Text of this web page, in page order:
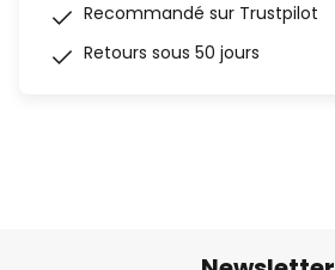
Recommandé sur Trustpilot
Retours sous 50 jours